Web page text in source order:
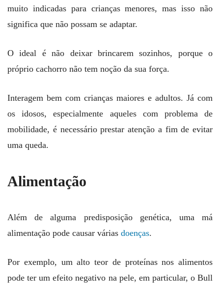
muito indicadas para crianças menores, mas isso não
significa que não possam se adaptar.
O ideal é não deixar brincarem sozinhos, porque o
próprio cachorro não tem noção da sua força.
Interagem bem com crianças maiores e adultos. Já com
os idosos, especialmente aqueles com problema de
mobilidade, é necessário prestar atenção a fim de evitar
uma queda.
Alimentação
Além de alguma predisposição genética, uma má
alimentação pode causar várias doenças.
Por exemplo, um alto teor de proteínas nos alimentos
pode ter um efeito negativo na pele, em particular, o Bull